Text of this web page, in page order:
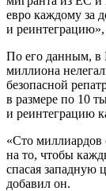
евро каждому за
и
По его данным, в
миллиона
безопасной
в размере по 10
и реинтеграцию
«Сто миллиардов
на то, чтобы
спасая западную
добавил он.